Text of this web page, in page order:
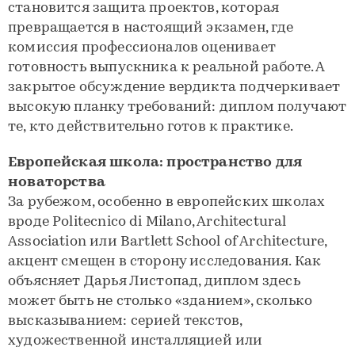
становится защита проектов, которая
превращается в настоящий экзамен, где
комиссия профессионалов оценивает
готовность выпускника к реальной работе. А
закрытое обсуждение вердикта подчеркивает
высокую планку требований: диплом получают
те, кто действительно готов к практике.
Европейская школа: пространство для
новаторства
За рубежом, особенно в европейских школах
вроде Politecnico di Milano, Architectural
Association или Bartlett School of Architecture,
акцент смещен в сторону исследования. Как
объясняет Дарья Листопад, диплом здесь
может быть не столько «зданием», сколько
высказыванием: серией текстов,
художественной инсталляцией или